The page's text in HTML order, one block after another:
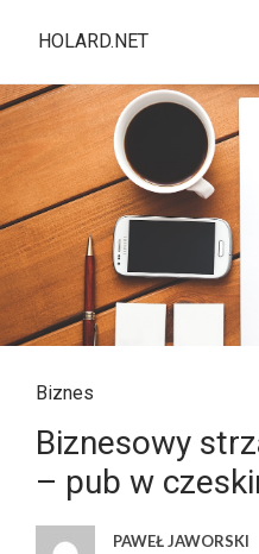
HOLARD.NET
Biznes
Biznesowy
– pub w
PAWEŁ JAWORSKI